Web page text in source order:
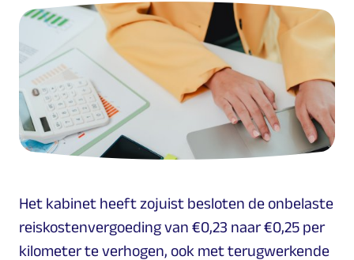
Het kabinet heeft zojuist besloten de onbelaste
reiskostenvergoeding van €0,23 naar €0,25 per
kilometer te verhogen, ook met terugwerkende